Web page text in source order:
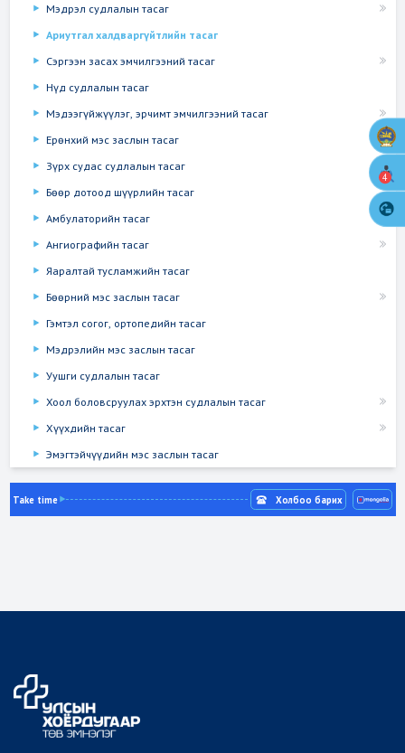
Мэдрэл судлалын тасаг
Ариутгал халдваргүйтлийн тасаг
Сэргээн засах эмчилгээний тасаг
Нүд судлалын тасаг
Мэдээгүйжүүлэг, эрчимт эмчилгээний тасаг
Ерөнхий мэс заслын тасаг
Зүрх судас судлалын тасаг
Бөөр дотоод шүүрлийн тасаг
Амбулаторийн тасаг
Ангиографийн тасаг
Яаралтай тусламжийн тасаг
Бөөрний мэс заслын тасаг
Гэмтэл согог, ортопедийн тасаг
Мэдрэлийн мэс заслын тасаг
Уушги судлалын тасаг
Хоол боловсруулах эрхтэн судлалын тасаг
Хүүхдийн тасаг
Эмэгтэйчүүдийн мэс заслын тасаг
Take time Холбоо барих
4